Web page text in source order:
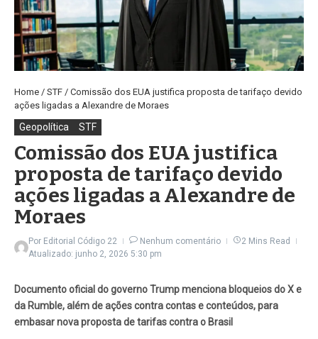
Home / STF / Comissão dos EUA justifica proposta de tarifaço devido
ações ligadas a Alexandre de Moraes
Geopolítica STF
Comissão dos EUA justifica
proposta de tarifaço devido
ações ligadas a Alexandre de
Moraes
Por Editorial Código 22 Nenhum comentário
2 Mins Read
Atualizado: junho 2, 2026 5:30 pm
Documento oficial do governo Trump menciona bloqueios do X e
da Rumble, além de ações contra contas e conteúdos, para
embasar nova proposta de tarifas contra o Brasil